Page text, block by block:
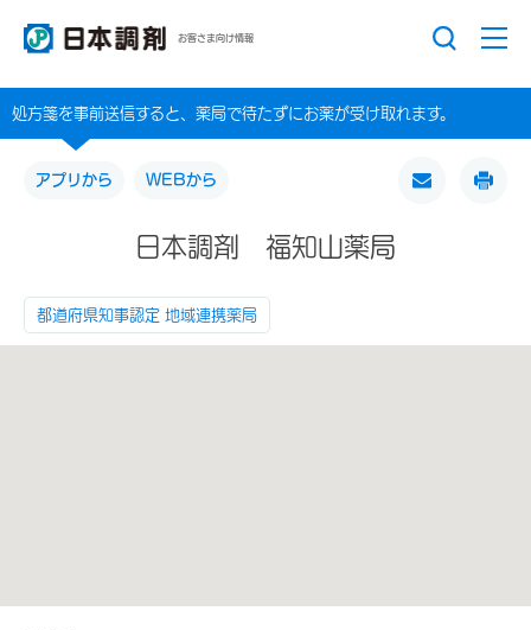
お客さま向け情報
処方箋を事前送信すると、薬局で待たずにお薬が受け取れます。
アプリから WEBから
日本調剤 福知山薬局
都道府県知事認定 地域連携薬局